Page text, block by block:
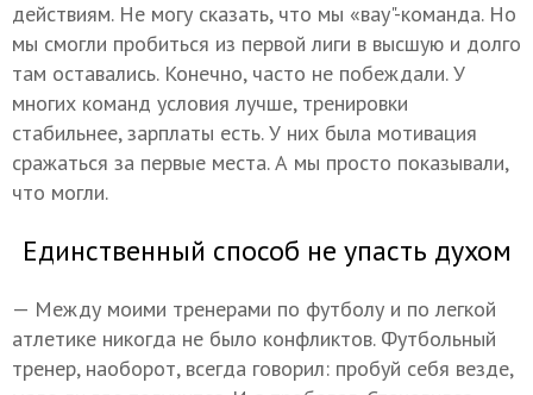
действиям. Не могу сказать, что мы «вау"-команда. Но
мы смогли пробиться из первой лиги в высшую и долго
там оставались. Конечно, часто не побеждали. У
многих команд условия лучше, тренировки
стабильнее, зарплаты есть. У них была мотивация
сражаться за первые места. А мы просто показывали,
что могли.
Единственный способ не упасть духом
— Между моими тренерами по футболу и по легкой
атлетике никогда не было конфликтов. Футбольный
тренер, наоборот, всегда говорил: пробуй себя везде,